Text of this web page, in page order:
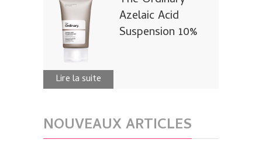
Azelaic Acid
Suspension 10%
Lire la suite
NOUVEAUX ARTICLES